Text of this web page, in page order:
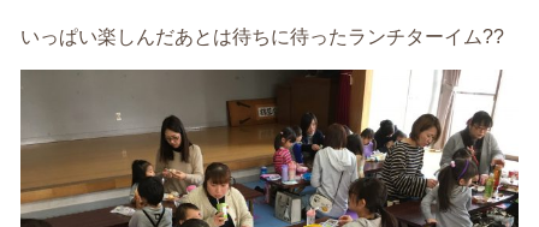
いっぱい楽しんだあとは待ちに待ったランチターイム??